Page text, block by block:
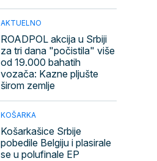
AKTUELNO
ROADPOL akcija u Srbiji
za tri dana "počistila" više
od 19.000 bahatih
vozača: Kazne pljušte
širom zemlje
KOŠARKA
Košarkašice Srbije
pobedile Belgiju i plasirale
se u polufinale EP